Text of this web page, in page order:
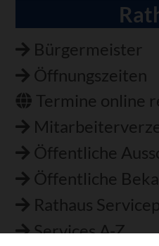
Bürgermeister
Öffnungszeiten
Termine online
Öffentliche
Öffentliche
Rathaus
Services A-Z